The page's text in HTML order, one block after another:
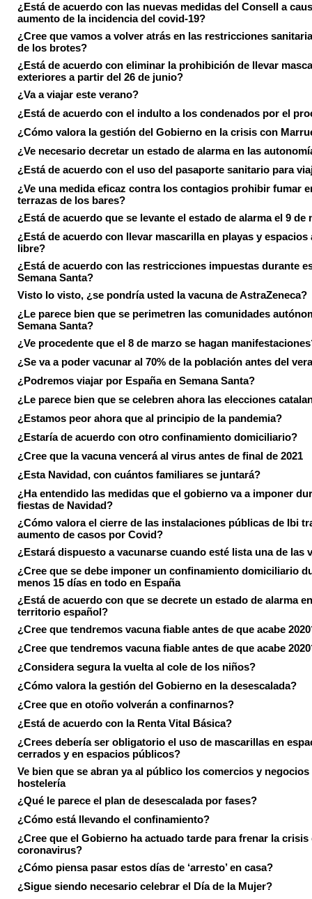
¿Está de acuerdo con las nuevas medidas del Consell a
aumento de la incidencia del covid-19?
¿Cree que vamos a volver atrás en las restricciones
de los brotes?
¿Está de acuerdo con eliminar la prohibición de llevar
exteriores a partir del 26 de junio?
¿Va a viajar este verano?
¿Está de acuerdo con el indulto a los condenados por el
¿Cómo valora la gestión del Gobierno en la crisis con
¿Ve necesario decretar un estado de alarma en las
¿Está de acuerdo con el uso del pasaporte sanitario para
¿Ve una medida eficaz contra los contagios prohibir fumar
terrazas de los bares?
¿Está de acuerdo que se levante el estado de alarma el 9 de
¿Está de acuerdo con llevar mascarilla en playas y espacios
libre?
¿Está de acuerdo con las restricciones impuestas durante
Semana Santa?
Visto lo visto, ¿se pondría usted la vacuna de AstraZeneca?
¿Le parece bien que se perimetren las comunidades
Semana Santa?
¿Ve procedente que el 8 de marzo se hagan
¿Se va a poder vacunar al 70% de la población antes del
¿Podremos viajar por España en Semana Santa?
¿Le parece bien que se celebren ahora las elecciones
¿Estamos peor ahora que al principio de la pandemia?
¿Estaría de acuerdo con otro confinamiento domiciliario?
¿Cree que la vacuna vencerá al virus antes de final de 2021
¿Esta Navidad, con cuántos familiares se juntará?
¿Ha entendido las medidas que el gobierno va a imponer
fiestas de Navidad?
¿Cómo valora el cierre de las instalaciones públicas de Ibi
aumento de casos por Covid?
¿Estará dispuesto a vacunarse cuando esté lista una de las
¿Cree que se debe imponer un confinamiento domiciliario
menos 15 días en todo en España
¿Está de acuerdo con que se decrete un estado de alarma
territorio español?
¿Cree que tendremos vacuna fiable antes de que acabe
¿Cree que tendremos vacuna fiable antes de que acabe
¿Considera segura la vuelta al cole de los niños?
¿Cómo valora la gestión del Gobierno en la desescalada?
¿Cree que en otoño volverán a confinarnos?
¿Está de acuerdo con la Renta Vital Básica?
¿Crees debería ser obligatorio el uso de mascarillas en
cerrados y en espacios públicos?
Ve bien que se abran ya al público los comercios y negocios
hostelería
¿Qué le parece el plan de desescalada por fases?
¿Cómo está llevando el confinamiento?
¿Cree que el Gobierno ha actuado tarde para frenar la crisis
coronavirus?
¿Cómo piensa pasar estos días de ‘arresto’ en casa?
¿Sigue siendo necesario celebrar el Día de la Mujer?